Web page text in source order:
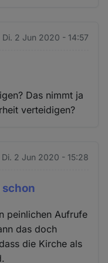
Di. 2 Jun 2020 - 14:57
Das nimmt ja
verteidigen?
Di. 2 Jun 2020 - 15:28
peinlichen Aufrufe
das doch
die Kirche als